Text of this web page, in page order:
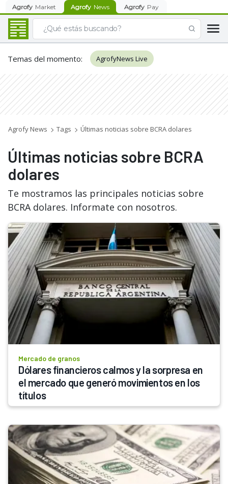
Agrofy Market Agrofy News Agrofy Pay
Temas del momento: AgrofyNews Live
Agrofy News Tags Últimas noticias sobre BCRA dolares
Últimas noticias sobre BCRA
dolares
Te mostramos las principales noticias sobre
BCRA dolares. Informate con nosotros.
Mercado de granos
Dólares financieros calmos y la sorpresa en
el mercado que generó movimientos en los
títulos